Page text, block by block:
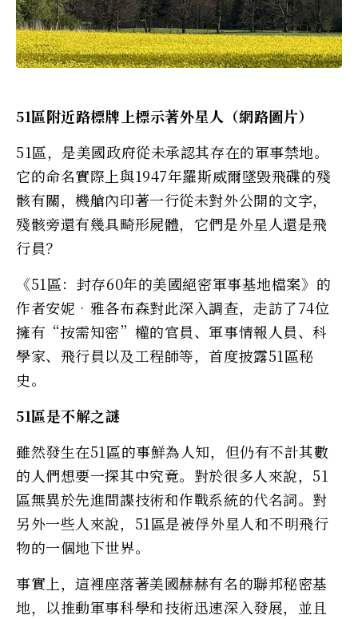
51區附近路標牌上標示著外星人（網路圖片）
51區，是美國政府從未承認其存在的軍事禁地。
它的命名實際上與1947年羅斯威爾墜毀飛碟的殘
骸有關，機艙內印著一行從未對外公開的文字，
殘骸旁還有幾具畸形屍體，它們是外星人還是飛
行員？
《51區：封存60年的美國絕密軍事基地檔案》的
作者安妮•雅各布森對此深入調查，走訪了74位
擁有“按需知密”權的官員、軍事情報人員、科
學家、飛行員以及工程師等，首度披露51區秘
史。
51區是不解之謎
雖然發生在51區的事鮮為人知，但仍有不計其數
的人們想要一探其中究竟。對於很多人來說，51
區無異於先進間諜技術和作戰系統的代名詞。對
另外一些人來說，51區是被俘外星人和不明飛行
物的一個地下世界。
事實上，這裡座落著美國赫赫有名的聯邦秘密基
地，以推動軍事科學和技術迅速深入發展，並且